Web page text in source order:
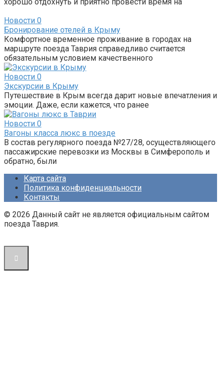
Новости 0
Бронирование отелей в Крыму
Комфортное временное проживание в городах на
маршруте поезда Таврия справедливо считается
обязательным условием качественного
Новости 0
Экскурсии в Крыму
Путешествие в Крым всегда дарит новые впечатления и
эмоции. Даже, если кажется, что ранее
Новости 0
Вагоны класса люкс в поезде
В состав регулярного поезда №27/28, осуществляющего
пассажирские перевозки из Москвы в Симферополь и
обратно, были
Карта сайта
Политика конфиденциальности
Контакты
© 2026 Данный сайт не является официальным сайтом
поезда Таврия.